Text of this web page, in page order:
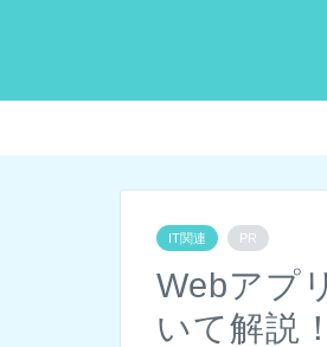
IT関連 PR
Webアプ
いて解説！